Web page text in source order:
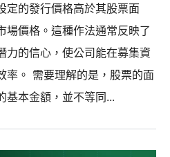
定的發行價格高於其股票面
場價格。這種作法通常反映了
力的信心，使公司能在募集資
率。 需要理解的是，股票的面
基本金額，並不等同...